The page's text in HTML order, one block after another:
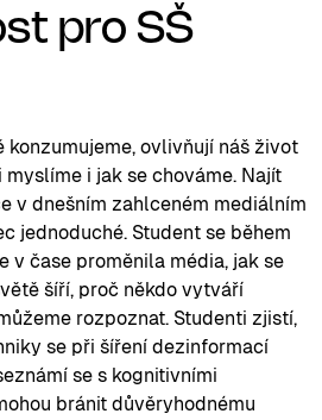
pro SŠ
konzumujeme, ovlivňují náš život
myslíme i jak se chováme. Najít
v dnešním zahlceném mediálním
jednoduché. Student se během
v čase proměnila média, jak se
šíří, proč někdo vytváří
rozpoznat. Studenti zjistí,
se při šíření dezinformací
se s kognitivními
bránit důvěryhodnému